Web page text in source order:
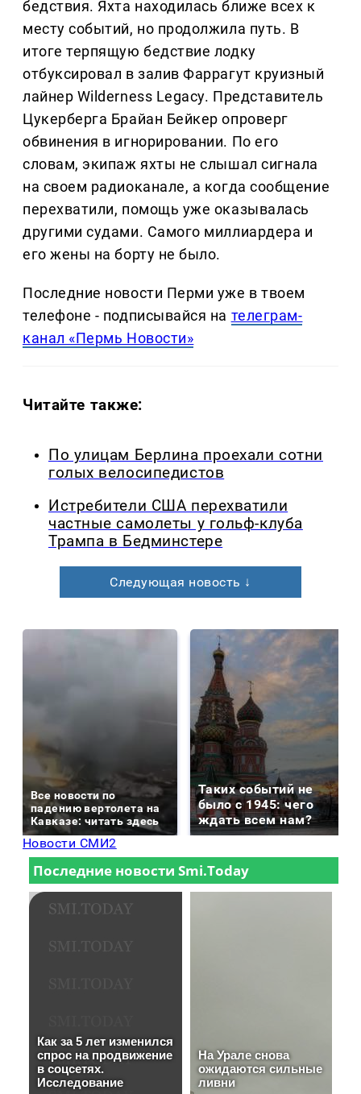
бедствия. Яхта находилась ближе всех к
месту событий, но продолжила путь. В
итоге терпящую бедствие лодку
отбуксировал в залив Фаррагут круизный
лайнер Wilderness Legacy. Представитель
Цукерберга Брайан Бейкер опроверг
обвинения в игнорировании. По его
словам, экипаж яхты не слышал сигнала
на своем радиоканале, а когда сообщение
перехватили, помощь уже оказывалась
другими судами. Самого миллиардера и
его жены на борту не было.
Последние новости Перми уже в твоем
телефоне - подписывайся на телеграм-
канал «Пермь Новости»
Читайте также:
По улицам Берлина проехали сотни
голых велосипедистов
Истребители США перехватили
частные самолеты у гольф-клуба
Трампа в Бедминстере
Следующая новость ↓
Все новости по
падению вертолета на
Кавказе: читать здесь
Таких событий не
было с 1945: чего
ждать всем нам?
Новости СМИ2